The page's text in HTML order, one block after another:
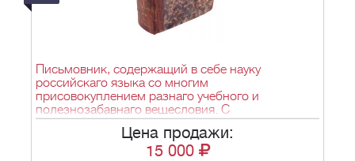
Письмовник, содержащий в себе науку
российскаго языка со многим
присовокуплением разнаго учебного и
полезнозабавнаго вещесловия. С
присовокуплением книги: Неустрашимость духа,
геройские подвиги и примерные анекдоты
русских: в 2 ч. / [Издание ] вновь выправленное,
Цена продажи:
15 000